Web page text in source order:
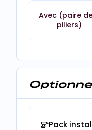
Avec (paire
piliers)
Pack